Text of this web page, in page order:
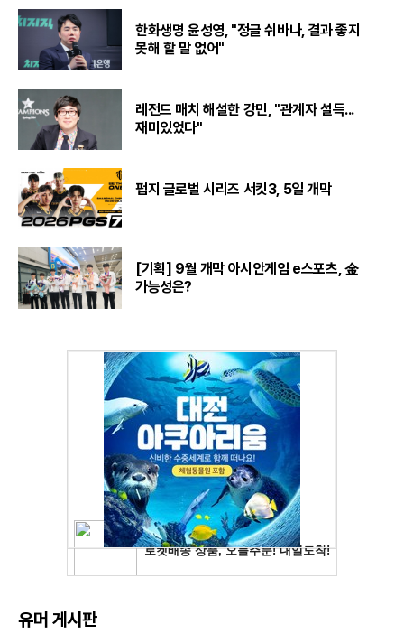
한화생명 윤성영, "정글 쉬바나, 결과 좋지
못해 할 말 없어"
레전드 매치 해설한 강민, "관계자 설득...
재미있었다"
펍지 글로벌 시리즈 서킷3, 5일 개막
[기획] 9월 개막 아시안게임 e스포츠, 金
가능성은?
유머 게시판